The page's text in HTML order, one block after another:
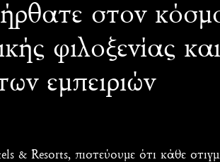
στον
φιλοξενίας
εμπειριών
& Resorts, πιστεύουμε ότι κάθε